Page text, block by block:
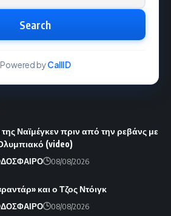
Search
Powered byCallID
της Ναϊμέγκεν πριν από την ρεβάνς με
(video)
08/08/2026
και ο Τζος Ντόιγκ
08/08/2026